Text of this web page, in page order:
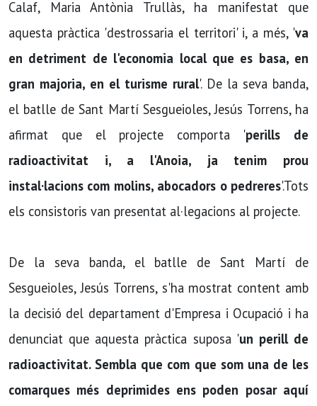
Calaf, Maria Antònia Trullàs, ha manifestat que
aquesta pràctica 'destrossaria el territori' i, a més, 'va
en detriment de l'economia local que es basa, en
gran majoria, en el turisme rural'. De la seva banda,
el batlle de Sant Martí Sesgueioles, Jesús Torrens, ha
afirmat que el projecte comporta 'perills de
radioactivitat i, a l'Anoia, ja tenim prou
instal·lacions com molins, abocadors o pedreres'.Tots
els consistoris van presentat al·legacions al projecte.
De la seva banda, el batlle de Sant Martí de
Sesgueioles, Jesús Torrens, s'ha mostrat content amb
la decisió del departament d'Empresa i Ocupació i ha
denunciat que aquesta pràctica suposa 'un perill de
radioactivitat. Sembla que com que som una de les
comarques més deprimides ens poden posar aquí